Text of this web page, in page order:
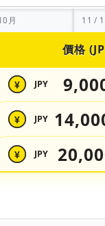
月 11 /
價格
¥ JPY
¥ JPY
¥ JPY